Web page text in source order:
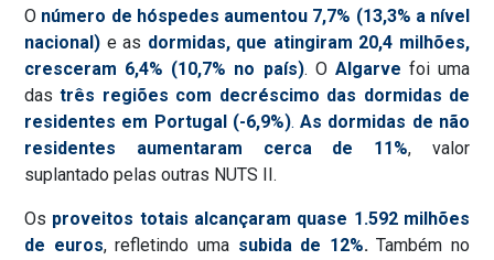
O número de hóspedes aumentou 7,7% (13,3% a nível
nacional) e as dormidas, que atingiram 20,4 milhões,
cresceram 6,4% (10,7% no país). O Algarve foi uma
dastrês regiões com decréscimo das dormidas de
residentes em Portugal (-6,9%).As dormidas de não
residentes aumentaram cerca de 11%, valor
suplantado pelas outras NUTS II.
Os proveitos totais alcançaram quase 1.592 milhões
de euros, refletindo uma subida de 12%.Também no